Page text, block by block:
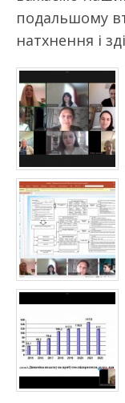
подальшому
натхнення і